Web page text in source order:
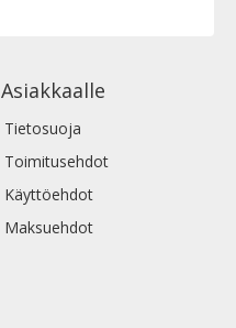
Asiakkaalle
Tietosuoja
Toimitusehdot
Käyttöehdot
Maksuehdot